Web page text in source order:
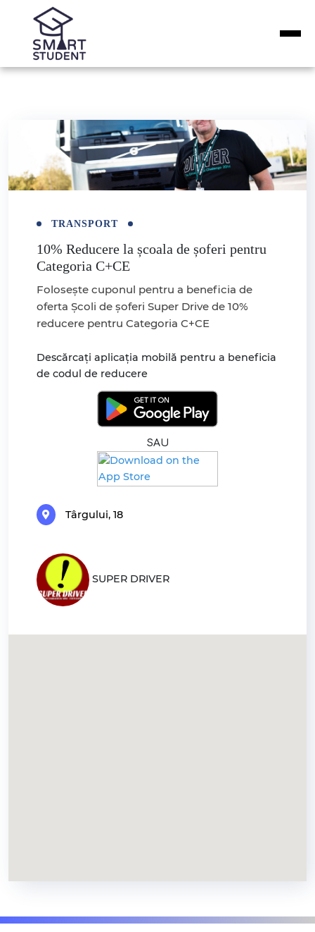
TRANSPORT
10% Reducere la școala de șoferi pentru
Categoria C+CE
Folosește cuponul pentru a beneficia de
oferta Școli de șoferi Super Drive de 10%
reducere pentru Categoria C+CE
Descărcați aplicația mobilă pentru a beneficia
de codul de reducere
SAU
Târgului, 18
SUPER DRIVER